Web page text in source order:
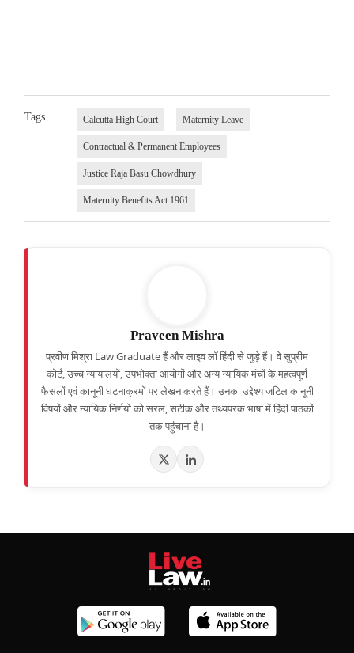
Tags Calcutta High Court Maternity Leave
Contractual & Permanent Employees
Justice Raja Basu Chowdhury
Maternity Benefits Act 1961
Praveen Mishra
प्रवीण मिश्रा Law Graduate हैं और लाइव लॉ हिंदी से जुड़े हैं। वे सुप्रीम
कोर्ट, उच्च न्यायालयों, उपभोक्ता आयोगों और अन्य न्यायिक मंचों के महत्वपूर्ण
फैसलों एवं कानूनी घटनाक्रमों पर लेखन करते हैं। उनका उद्देश्य जटिल कानूनी
विषयों और न्यायिक निर्णयों को सरल, सटीक और तथ्यपरक भाषा में हिंदी पाठकों
तक पहुंचाना है।